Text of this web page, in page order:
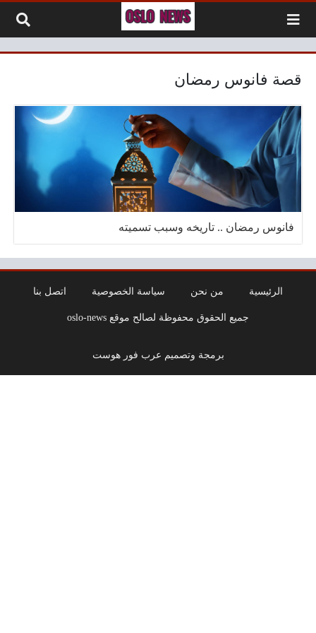
قصة فانوس رمضان
فانوس رمضان .. تاريخه وسبب تسميته
الرئيسية من نحن سياسة الخصوصية اتصل بنا
جميع الحقوق محفوظة لصالح موقع oslo-news
برمجة وتصميم عرب فور هوست